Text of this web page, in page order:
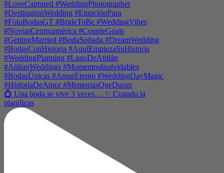
💍 Una boda se vive 3 veces… ✨ Cuando la
planificas